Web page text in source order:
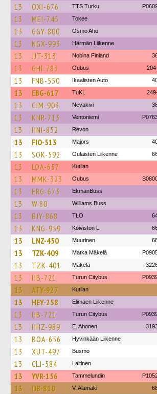
13 OXI-676 TTS Turku
13 MEI-745 Tokee
13 GGY-800 Osmo Aho
13 NGX-993 Härmän Liikenne
13 JJT-313 Nobina Finland
13 GHI-783 Oubus
13 FNB-550 Ikaalisten Auto
13 EBG-617 TuKL
13 CJM-903 Nevakivi
13 KNR-713 Ventoniemi
13 HNI-852 Revon
13 FIO-513 Majors
13 SOK-592 Oulaisten Liikenne
13 LOA-657 Kutilan
13 MMK-323 Oubus
13 ERG-673 EkmanBuss
13 W 80 Williams Buss
13 BJY-868 TLO
13 KNG-959 Koiviston L
13 LNZ-450 Muurinen
13 TZK-409 Matka Mäkelä
13 TZK-401 Mäkela
13 IJB-721 Turun Citybus
13 ATY-927 Kutilan
13 HEY-258 Elimäen Liikenne
13 IJB-721 Turun Citybus
13 HHZ-989 E. Ahonen
13 BOA-656 Hyvinkään Liikenne
13 XUT-497 Busmo
13 CLJ-584 Laitinen
13 YVR-156 Tammelundin
13 IJB-810 V. Alamäki